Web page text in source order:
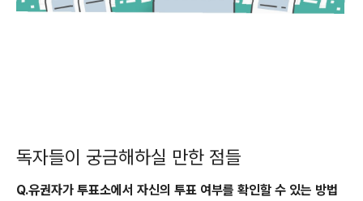
독자들이 궁금해하실 만한 점들
Q.유권자가 투표소에서 자신의 투표 여부를 확인할 수 있는 방법